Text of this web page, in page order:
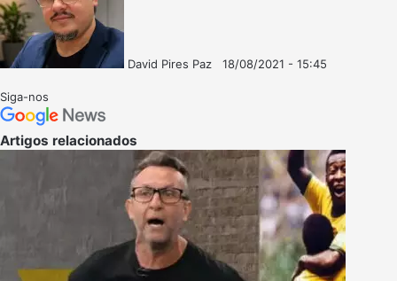
David Pires Paz
18/08/2021 - 15:45
Siga-nos
Artigos relacionados